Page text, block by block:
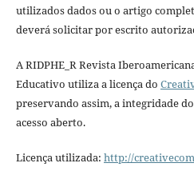
utilizados dados ou o artigo
deverá solicitar por escrito
A RIDPHE_R Revista
Educativo utiliza a licença do
preservando assim, a integridade
acesso aberto.
Licença utilizada: http://